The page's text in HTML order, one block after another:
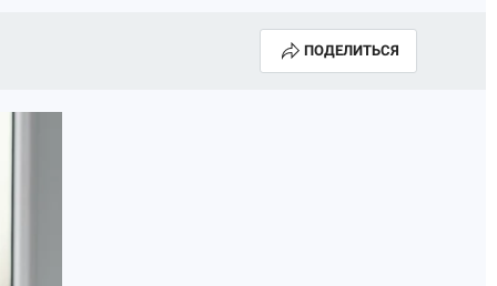
ПОДЕЛИТЬСЯ